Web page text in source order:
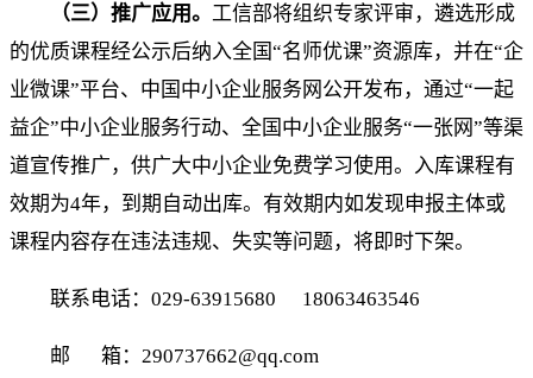
（三）推广应用。 工信部将组织专家评审，遴选形成
的优质课程经公示后纳入全国“名师优课”资源库，并在“企
业微课”平台、中国中小企业服务网公开发布，通过“一起
益企”中小企业服务行动、全国中小企业服务“一张网”等渠
道宣传推广，供广大中小企业免费学习使用。入库课程有
效期为4年，到期自动出库。有效期内如发现申报主体或
课程内容存在违法违规、失实等问题，将即时下架。
联系电话：029-63915680 18063463546
邮 箱：290737662@qq.com